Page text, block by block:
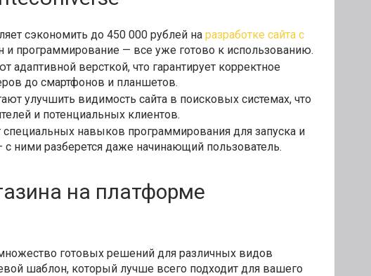
сэкономить до 450 000 рублей на разработке сайта с
и программирование — все уже готово к использованию.
версткой, что гарантирует корректное
до смартфонов и планшетов.
улучшить видимость сайта в поисковых системах, что
и потенциальных клиентов.
навыков программирования для запуска и
ними разберется даже начинающий пользователь.
на платформе
готовых решений для различных видов
шаблон, который лучше всего подходит для вашего